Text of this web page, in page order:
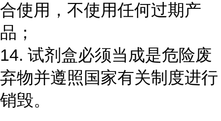
合使用，不使用任何过期产
品；
14. 试剂盒必须当成是危险废
弃物并遵照国家有关制度进行
销毁。